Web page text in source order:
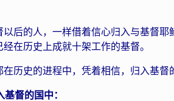
以后的人，一样借着信心归入与基督
经在历史上成就十架工作的基督。
在历史的进程中，凭着相信，归入基督
基督的国中：